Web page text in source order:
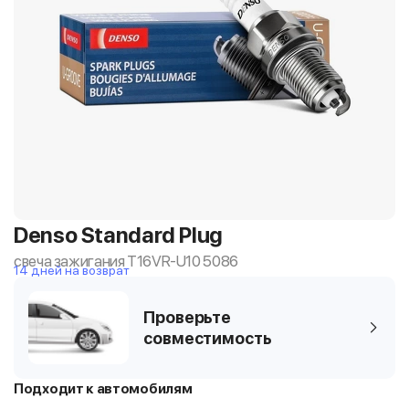
Denso Standard Plug
свеча зажигания T16VR-U10 5086
14 дней на возврат
Проверьте
совместимость
Подходит к автомобилям